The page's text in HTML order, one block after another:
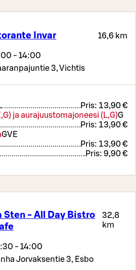
Invar 16,6 km
- 14:00
3,Vichtis
Pris: 13,90 €
ja aurajuustomajoneesi (L,G)G
Pris: 13,90 €
GVE
Pris: 13,90 €
Pris: 9,90 €
Sten - All Day Bistro
32,8
km
- 14:00
Jorvaksentie 3, Esbo